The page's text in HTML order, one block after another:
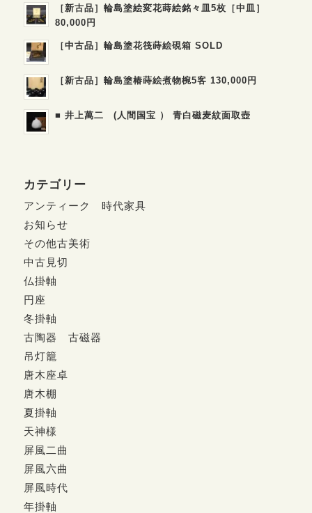
［新古品］輪島塗絵変花蒔絵銘々皿5枚［中皿］
80,000円
［中古品］輪島塗花筏蒔絵硯箱 SOLD
［新古品］輪島塗椿蒔絵煮物椀5客 130,000円
■ 井上萬二 (人間国宝 ） 青白磁麦紋面取壺
カテゴリー
アンティーク 時代家具
お知らせ
その他古美術
中古見切
仏掛軸
円座
冬掛軸
古陶器 古磁器
吊灯籠
唐木座卓
唐木棚
夏掛軸
天神様
屏風二曲
屏風六曲
屏風時代
年掛軸